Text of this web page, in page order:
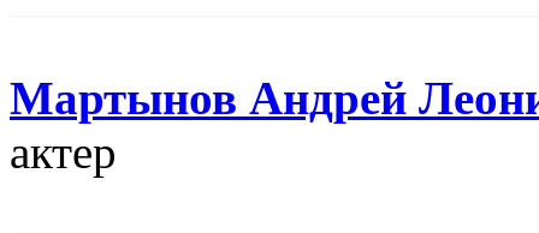
Мартынов Андрей
актер